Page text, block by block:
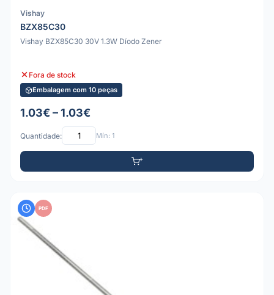
Vishay
BZX85C30
Vishay BZX85C30 30V 1.3W Díodo Zener
Fora de stock
Embalagem com 10 peças
1.03€ – 1.03€
Quantidade: Mín: 1
PDF